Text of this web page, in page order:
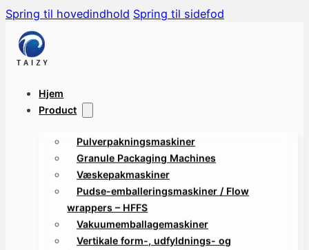
Spring til hovedindhold Spring til sidefod
Hjem
Product
Pulverpakningsmaskiner
Granule Packaging Machines
Væskepakmaskiner
Pudse-emballeringsmaskiner / Flow
wrappers – HFFS
Vakuumemballagemaskiner
Vertikale form-, udfyldnings- og